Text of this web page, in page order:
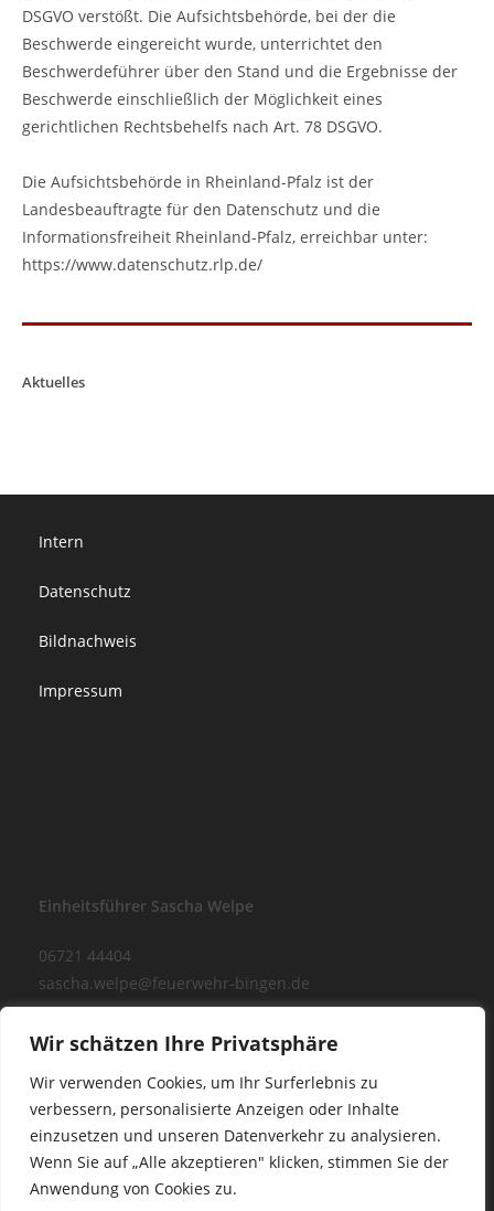
Wir schätzen Ihre Privatsphäre
Wir verwenden Cookies, um Ihr Surferlebnis zu
verbessern, personalisierte Anzeigen oder Inhalte
einzusetzen und unseren Datenverkehr zu analysieren.
Wenn Sie auf „Alle akzeptieren" klicken, stimmen Sie der
Anwendung von Cookies zu.
DSGVO verstößt. Die Aufsichtsbehörde, bei der die
Beschwerde eingereicht wurde, unterrichtet den
Beschwerdeführer über den Stand und die Ergebnisse der
Beschwerde einschließlich der Möglichkeit eines
gerichtlichen Rechtsbehelfs nach Art. 78 DSGVO.
Die Aufsichtsbehörde in Rheinland-Pfalz ist der
Landesbeauftragte für den Datenschutz und die
Informationsfreiheit Rheinland-Pfalz, erreichbar unter:
https://www.datenschutz.rlp.de/
Aktuelles
Intern
Datenschutz
Bildnachweis
Impressum
Einheitsführer Sascha Welpe
06721 44404
sascha.welpe@feuerwehr-bingen.de
Webmaster:
wp_admin@feuerwehr-buedesheim.de